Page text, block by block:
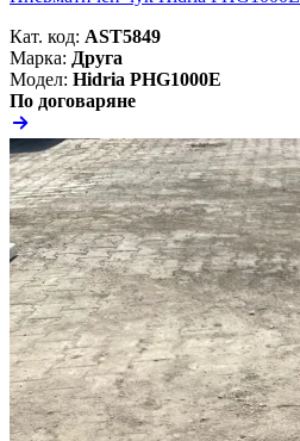
Кат. код: AST5849
Марка: Друга
Модел: Hidria PHG1000E
По договаряне